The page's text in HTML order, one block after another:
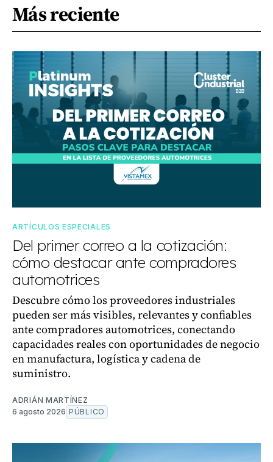
Más reciente
ARTÍCULOS ESPECIALES
Del primer correo a la cotización:
cómo destacar ante compradores
automotrices
Descubre cómo los proveedores industriales
pueden ser más visibles, relevantes y confiables
ante compradores automotrices, conectando
capacidades reales con oportunidades de negocio
en manufactura, logística y cadena de
suministro.
ADRIÁN MARTÍNEZ
6 agosto 2026 PÚBLICO